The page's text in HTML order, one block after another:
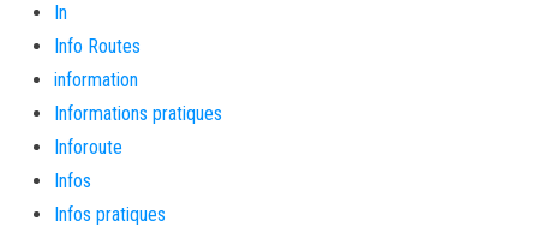
In
Info Routes
information
Informations pratiques
Inforoute
Infos
Infos pratiques